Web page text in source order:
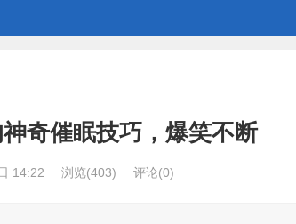
奇催眠技巧，爆笑不断
14:22 浏览(403) 评论(0)